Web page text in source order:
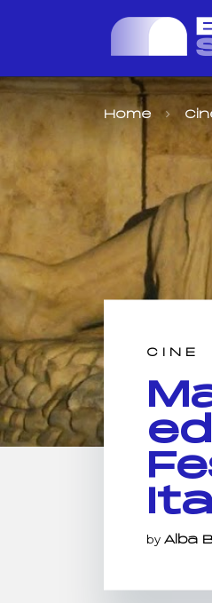
Home
CINE
by Alba